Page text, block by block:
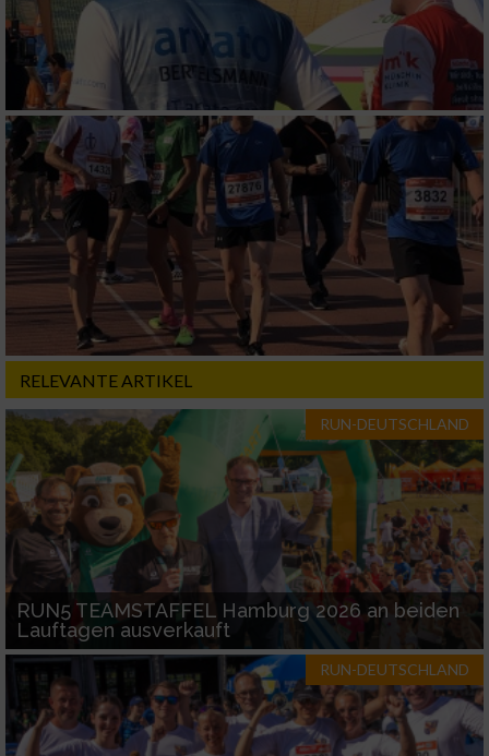
RELEVANTE ARTIKEL
RUN-DEUTSCHLAND
RUN5 TEAMSTAFFEL Hamburg 2026 an beiden
Lauftagen ausverkauft
RUN-DEUTSCHLAND
Erstellung von Profilen zur Personalisierung
von Inhalten
Verwendung von Profilen zur Auswahl
personalisierter Inhalte
Messung der Werbeleistung
Messung der Performance von Inhalten
Analyse von Zielgruppen durch Statistiken
oder Kombinationen von Daten aus
verschiedenen Quellen
Entwicklung und Verbesserung der Angebote
Verwendung reduzierter Daten zur Auswahl
von Inhalten
IAB-Besonderheiten:
Verwendung genauer Standortdaten
Geräte anhand von aktiv angeforderten
Informationen identifizieren
Nicht-IAB-Verarbeitungszwecke:
Notwendig